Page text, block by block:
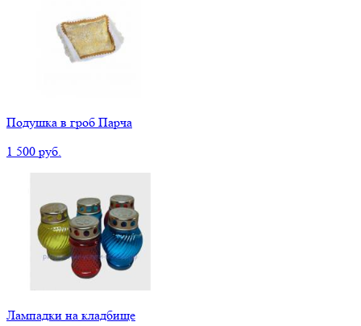
Подушка в гроб Парча
1 500 руб.
Лампадки на кладбище